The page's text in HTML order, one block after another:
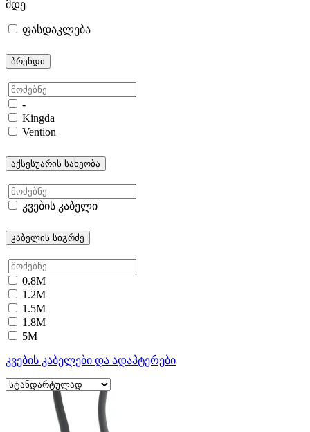
მდე
ფასდაკლება
ბრენდი
-
Kingda
Vention
აქსესუარის სახეობა
კვების კაბელი
კაბელის სიგრძე
0.8M
1.2M
1.5M
1.8M
5M
კვების კაბელები და ადაპტერები